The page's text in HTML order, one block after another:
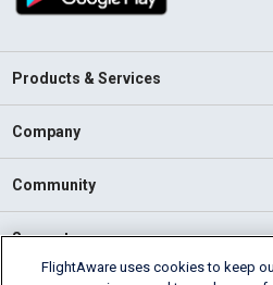
Products & Services
Company
Community
Support
FlightAware uses cookies to keep